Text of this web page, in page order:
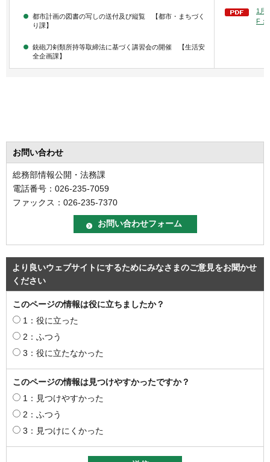
都市計画の図書の写しの送付及び縦覧 【都市・まちづく
り課】
銃砲刀剣類所持等取締法に基づく講習会の開催 【生活安
全企画課】
1月
F：
お問い合わせ
総務部情報公開・法務課
電話番号：026-235-7059
ファックス：026-235-7370
より良いウェブサイトにするためにみなさまのご意見をお聞かせ
ください
このページの情報は役に立ちましたか？
1：役に立った
2：ふつう
3：役に立たなかった
このページの情報は見つけやすかったですか？
1：見つけやすかった
2：ふつう
3：見つけにくかった